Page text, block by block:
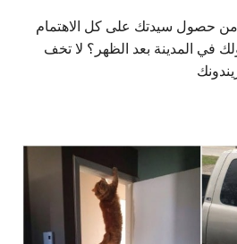
حصول سيدتك على كل الاهتمام
في المدينة بعد الظهر؟ لا تخف